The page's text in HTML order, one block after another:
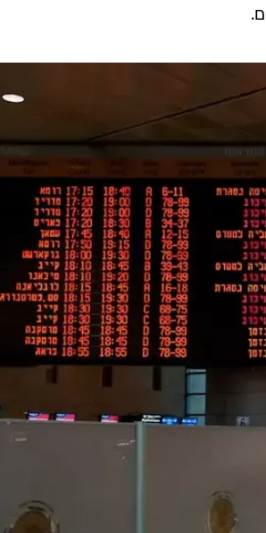
תעופה וקווים חדשים
נחרץ להסכם, כידוע, ועל כן פתחו
התעופה אל-על, ישראייר וארקיע
מבעוד מועד לשביתה המתוכננת, ולשם כך הקדימו טיסות רבות לשעה 4:50, כך שהנוסעים
לבין משרד התחבורה על ההסכם